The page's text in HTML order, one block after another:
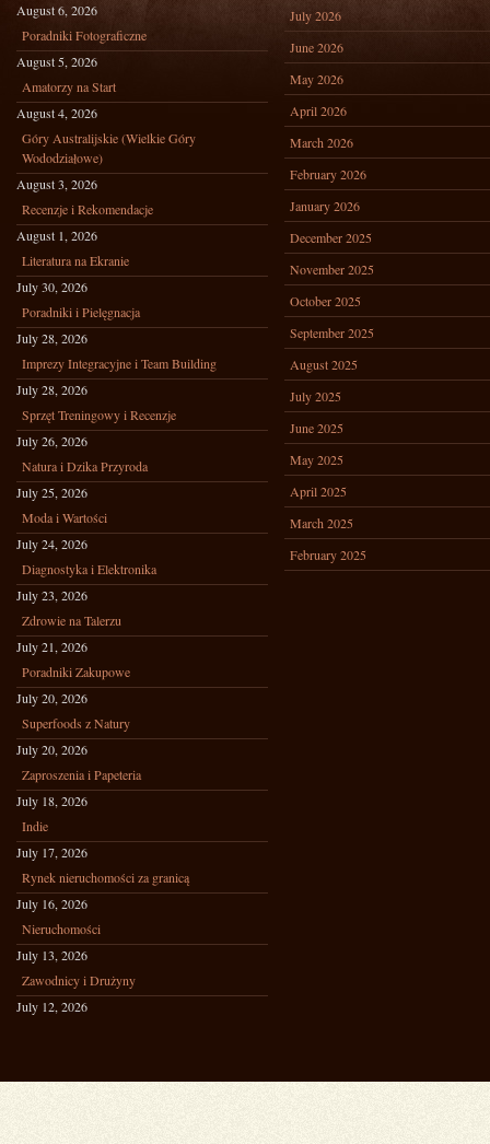
August 6, 2026
Poradniki Fotograficzne
August 5, 2026
Amatorzy na Start
August 4, 2026
Góry Australijskie (Wielkie Góry
Wododziałowe)
August 3, 2026
Recenzje i Rekomendacje
August 1, 2026
Literatura na Ekranie
July 30, 2026
Poradniki i Pielęgnacja
July 28, 2026
Imprezy Integracyjne i Team Building
July 28, 2026
Sprzęt Treningowy i Recenzje
July 26, 2026
Natura i Dzika Przyroda
July 25, 2026
Moda i Wartości
July 24, 2026
Diagnostyka i Elektronika
July 23, 2026
Zdrowie na Talerzu
July 21, 2026
Poradniki Zakupowe
July 20, 2026
Superfoods z Natury
July 20, 2026
Zaproszenia i Papeteria
July 18, 2026
Indie
July 17, 2026
Rynek nieruchomości za granicą
July 16, 2026
Nieruchomości
July 13, 2026
Zawodnicy i Drużyny
July 12, 2026
July 2026
June 2026
May 2026
April 2026
March 2026
February 2026
January 2026
December 2025
November 2025
October 2025
September 2025
August 2025
July 2025
June 2025
May 2025
April 2025
March 2025
February 2025